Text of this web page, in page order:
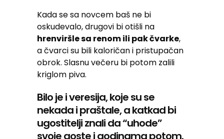
Kada se sa novcem baš ne bi
oskudevalo, drugovi bi otišli na
hrenviršle sa renom ili pak čvarke,
a čvarci su bili kaloričan i pristupačan
obrok. Slasnu večeru bi potom zalili
kriglom piva.
Bilo je i veresija, koje su se
nekada i praštale, a katkad bi
ugostitelji znali da “uhode”
svoje goste i godinama potom.